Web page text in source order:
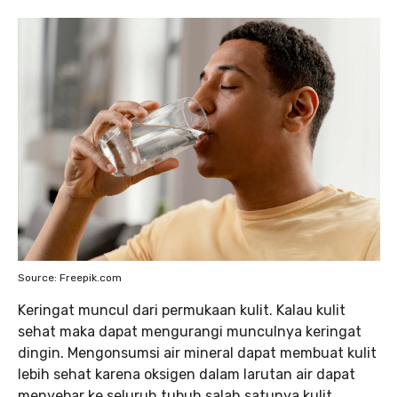
Source: Freepik.com
Keringat muncul dari permukaan kulit. Kalau kulit
sehat maka dapat mengurangi munculnya keringat
dingin. Mengonsumsi air mineral dapat membuat kulit
lebih sehat karena oksigen dalam larutan air dapat